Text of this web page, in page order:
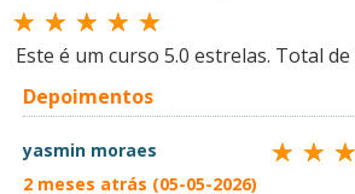
Este é um curso 5.0 estrelas. Total de
Depoimentos
yasmin moraes
2 meses atrás (05-05-2026)